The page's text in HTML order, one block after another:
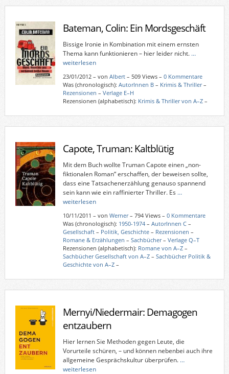
Bateman, Colin: Ein Mordsgeschäft
Bissige Ironie in Kombination mit einem ernsten
Thema kann funktionieren – hier leider nicht. …
weiterlesen
23/01/2012– von Albert– 509 Views – 0 Kommentare
Was (chronologisch): AutorInnen B– Krimis & Thriller–
Rezensionen – Verlage E–H
Rezensionen (alphabetisch): Krimis & Thriller von A–Z–
Capote, Truman: Kaltblütig
Mit dem Buch wollte Truman Capote einen „non-
fiktionalen Roman“ erschaffen, der beweisen sollte,
dass eine Tatsachenerzählung genauso spannend
sein kann wie ein raffinierter Thriller. Es …
weiterlesen
10/11/2011 – von Werner– 794 Views – 0 Kommentare
Was (chronologisch): 1950-1974– AutorInnen C–
Gesellschaft– Politik, Geschichte– Rezensionen –
Romane & Erzählungen – Sachbücher– Verlage Q–T
Rezensionen (alphabetisch): Romane von A–Z–
Sachbücher Gesellschaft von A–Z– Sachbücher Politik &
Geschichte von A–Z–
Mernyi/Niedermair: Demagogen
entzaubern
Hier lernen Sie Methoden gegen Leute, die
Vorurteile schüren, – und können nebenbei auch ihre
allgemeine Gesprächskultur überprüfen. …
weiterlesen